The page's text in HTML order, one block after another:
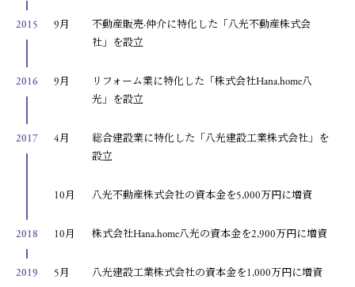
2015 9月
不動産販売·仲介に特化した「八光不動産株式会
社」を設立
2016 9月
リフォーム業に特化した「株式会社Hana.home八
光」を設立
2017 4月
総合建設業に特化した「八光建設工業株式会社」を
設立
10月 八光不動産株式会社の資本金を5,000万円に増資
2018 10月 株式会社Hana.home八光の資本金を2,900万円に増資
2019 5月 八光建設工業株式会社の資本金を1,000万円に増資